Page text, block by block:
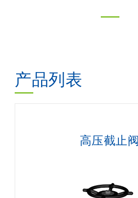
产品列表
高压截止阀